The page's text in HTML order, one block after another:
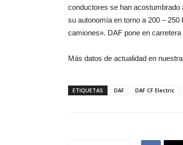
conductores se han
su autonomía en torno a 200 –
camiones». DAF pone en
Más datos de actualidad en
ETIQUETAS DAF DAF CF Electric